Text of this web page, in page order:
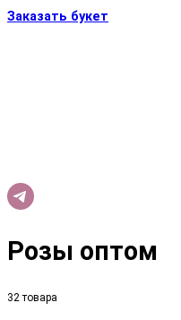
Заказать букет
Розы оптом
32 товара